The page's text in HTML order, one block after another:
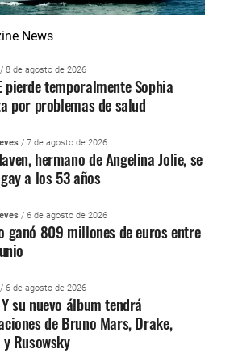
News
/ 8 de agosto de 2026
pierde temporalmente Sophia
por problemas de salud
/ 7 de agosto de 2026
hermano de Angelina Jolie, se
a los 53 años
/ 6 de agosto de 2026
ganó 809 millones de euros entre
/ 6 de agosto de 2026
su nuevo álbum tendrá
de Bruno Mars, Drake,
Rusowsky